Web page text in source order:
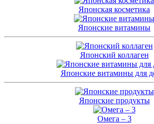
Японская косметика
Японские витамины
Японский коллаген
Японские витамины для
Японские продукты
Омега – 3